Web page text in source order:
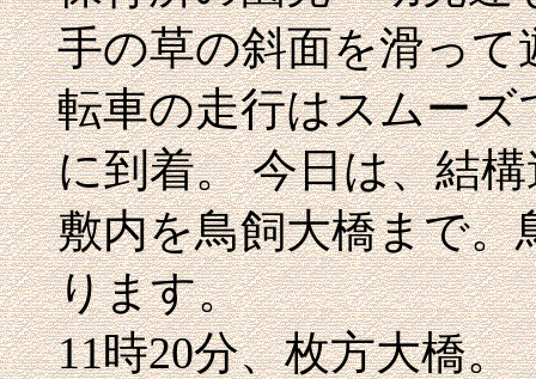
手の草の斜面を滑っ
転車の走行はスムーズ
に到着。 今日は、結
敷内を鳥飼大橋まで。
ります。
11時20分、枚方大橋。